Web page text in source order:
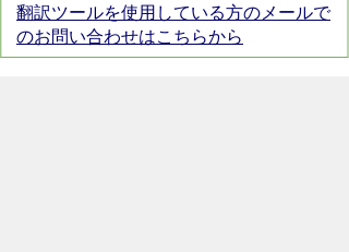
翻訳ツールを使用している方のメールで
のお問い合わせはこちらから